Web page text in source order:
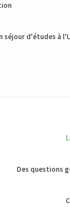
séjour d'études à
Des questions